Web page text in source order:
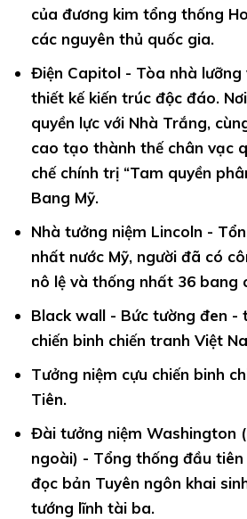
của đương kim tổng thống
các nguyên thủ quốc gia.
Điện Capitol - Tòa nhà lưỡng
thiết kế kiến trúc độc đáo.
quyền lực với Nhà Trắng,
cao tạo thành thế chân vạc
chế chính trị “Tam quyền
Bang Mỹ.
Nhà tưởng niệm Lincoln -
nhất nước Mỹ, người đã có
nô lệ và thống nhất 36 bang
Black wall - Bức tường đen -
chiến binh chiến tranh Việt
Tưởng niệm cựu chiến binh
Tiên.
Đài tưởng niệm Washington
ngoài) - Tổng thống đầu tiên
đọc bản Tuyên ngôn khai
tướng lĩnh tài ba.